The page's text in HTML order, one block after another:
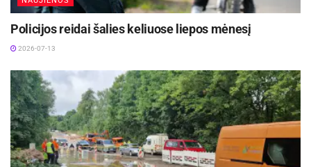
Policijos reidai šalies keliuose liepos mėnesį
2026-07-13